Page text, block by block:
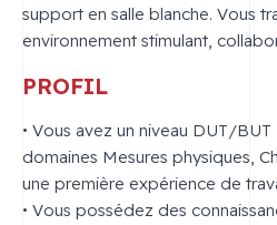
support en salle blanche. Vous
environnement stimulant,
PROFIL
• Vous avez un niveau DUT/
domaines Mesures physiques,
une première expérience de
• Vous possédez des